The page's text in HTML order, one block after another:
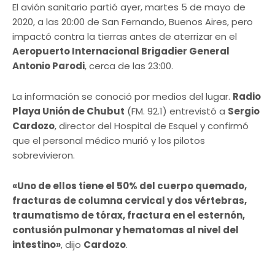
El avión sanitario partió ayer, martes 5 de mayo de
2020, a las 20:00 de San Fernando, Buenos Aires, pero
impactó contra la tierras antes de aterrizar en el
Aeropuerto Internacional Brigadier General
Antonio Parodi, cerca de las 23:00.
La información se conoció por medios del lugar. Radio
Playa Unión de Chubut (FM. 92.1) entrevistó a Sergio
Cardozo, director del Hospital de Esquel y confirmó
que el personal médico murió y los pilotos
sobrevivieron.
«Uno de ellos tiene el 50% del cuerpo quemado,
fracturas de columna cervical y dos vértebras,
traumatismo de tórax, fractura en el esternón,
contusión pulmonar y hematomas al nivel del
intestino», dijo Cardozo.